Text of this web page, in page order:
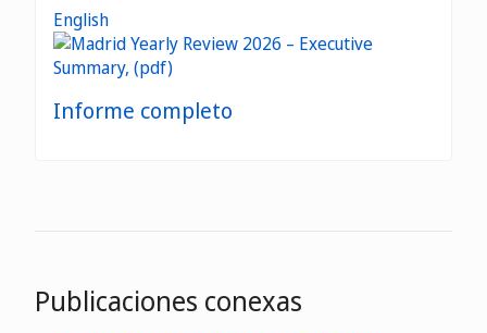
English
Informe completo
Publicaciones conexas